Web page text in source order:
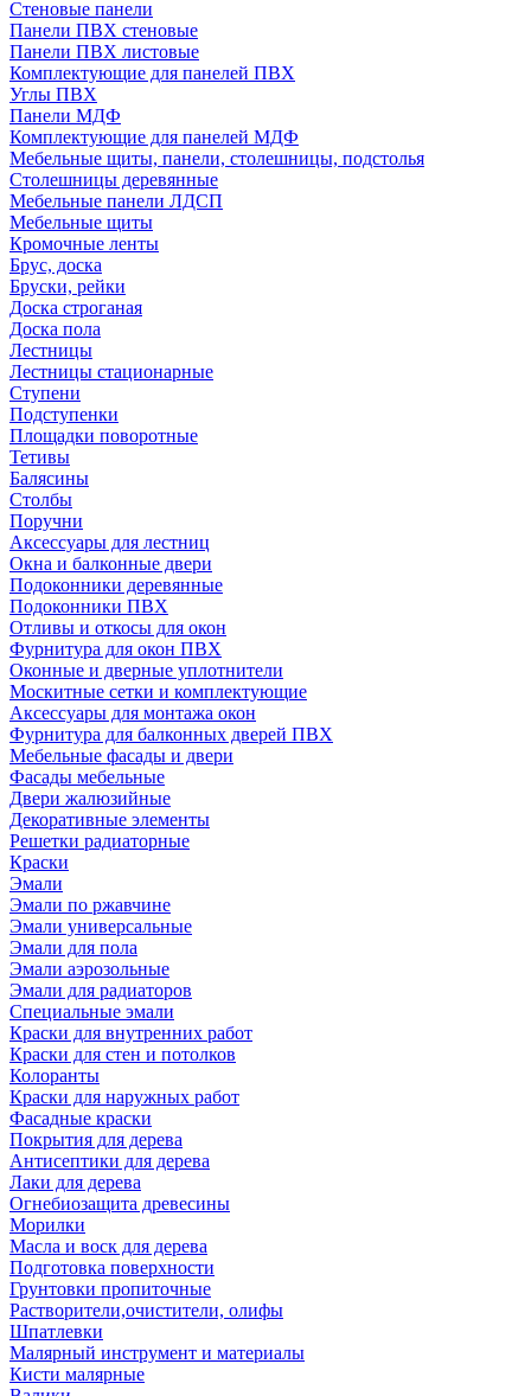
Стеновые панели
Панели ПВХ стеновые
Панели ПВХ листовые
Комплектующие для панелей ПВХ
Углы ПВХ
Панели МДФ
Комплектующие для панелей МДФ
Мебельные щиты, панели, столешницы, подстолья
Столешницы деревянные
Мебельные панели ЛДСП
Мебельные щиты
Кромочные ленты
Брус, доска
Бруски, рейки
Доска строганая
Доска пола
Лестницы
Лестницы стационарные
Ступени
Подступенки
Площадки поворотные
Тетивы
Балясины
Столбы
Поручни
Аксессуары для лестниц
Окна и балконные двери
Подоконники деревянные
Подоконники ПВХ
Отливы и откосы для окон
Фурнитура для окон ПВХ
Оконные и дверные уплотнители
Москитные сетки и комплектующие
Аксессуары для монтажа окон
Фурнитура для балконных дверей ПВХ
Мебельные фасады и двери
Фасады мебельные
Двери жалюзийные
Декоративные элементы
Решетки радиаторные
Краски
Эмали
Эмали по ржавчине
Эмали универсальные
Эмали для пола
Эмали аэрозольные
Эмали для радиаторов
Специальные эмали
Краски для внутренних работ
Краски для стен и потолков
Колоранты
Краски для наружных работ
Фасадные краски
Покрытия для дерева
Антисептики для дерева
Лаки для дерева
Огнебиозащита древесины
Морилки
Масла и воск для дерева
Подготовка поверхности
Грунтовки пропиточные
Растворители,очистители, олифы
Шпатлевки
Малярный инструмент и материалы
Кисти малярные